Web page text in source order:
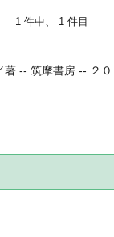
1 件中、 1 件目
-- 筑摩書房 -- ２